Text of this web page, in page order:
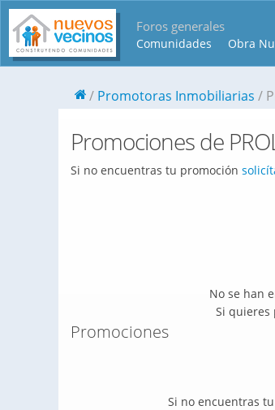
Foros generales
Comunidades Obra
Promotoras Inmobiliarias
Promociones de
Si no encuentras tu promoción
No se han
Si quieres
Promociones
Si no encuentras